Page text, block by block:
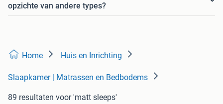
opzichte van andere types?
Home Huis en Inrichting
Slaapkamer | Matrassen en Bedbodems
89 resultaten voor 'matt sleeps'